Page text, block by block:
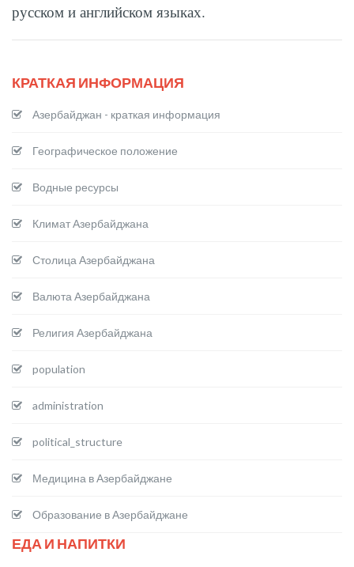
русском и английском языках.
КРАТКАЯ ИНФОРМАЦИЯ
Азербайджан - краткая информация
Географическое положение
Водные ресурсы
Климат Азербайджана
Столица Азербайджана
Валюта Азербайджана
Религия Азербайджана
population
administration
political_structure
Медицина в Азербайджане
Образование в Азербайджане
ЕДА И НАПИТКИ